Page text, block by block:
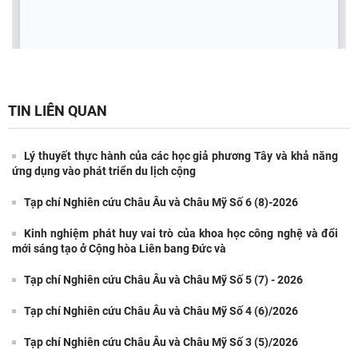
TIN LIÊN QUAN
Lý thuyết thực hành của các học giả phương Tây và khả năng
ứng dụng vào phát triển du lịch cộng
Tạp chí Nghiên cứu Châu Âu và Châu Mỹ Số 6 (8)-2026
Kinh nghiệm phát huy vai trò của khoa học công nghệ và đổi
mới sáng tạo ở Cộng hòa Liên bang Đức và
Tạp chí Nghiên cứu Châu Âu và Châu Mỹ Số 5 (7) - 2026
Tạp chí Nghiên cứu Châu Âu và Châu Mỹ Số 4 (6)/2026
Tạp chí Nghiên cứu Châu Âu và Châu Mỹ Số 3 (5)/2026